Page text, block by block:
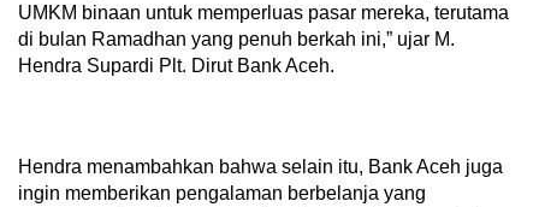
UMKM binaan untuk memperluas pasar mereka, terutama
di bulan Ramadhan yang penuh berkah ini,” ujar M.
Hendra Supardi Plt. Dirut Bank Aceh.
Hendra menambahkan bahwa selain itu, Bank Aceh juga
ingin memberikan pengalaman berbelanja yang